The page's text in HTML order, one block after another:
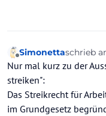
Offline
Simonettaschrieb
zuletzt
Nur mal kurz zu der
streiken":
Das Streikrecht für
im Grundgesetz